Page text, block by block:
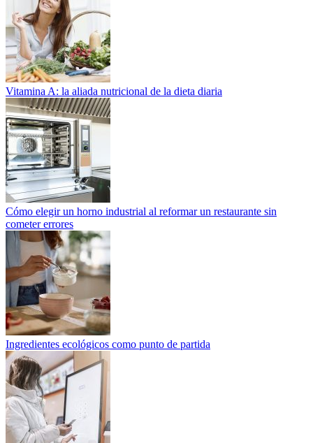
Vitamina A: la aliada nutricional de la dieta diaria
Cómo elegir un horno industrial al reformar un restaurante sin
cometer errores
Ingredientes ecológicos como punto de partida